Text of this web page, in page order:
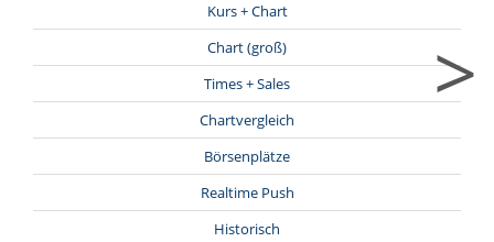
Kurs + Chart
Chart (groß)
Times + Sales
Chartvergleich
Börsenplätze
Realtime Push
Historisch
>